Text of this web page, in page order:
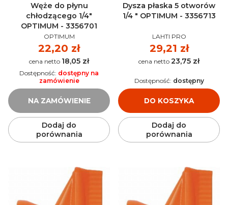
Węże do płynu
chłodzącego 1/4"
OPTIMUM - 3356701
PRODUCENT
OPTIMUM
Cena
22,20 zł
Cena 18,05 zł
NA ZAMÓWIENIE
Dostępność: dostępny na
zamówienie
Dodaj do
porównania
Dysza płaska 5 otworów
1/4 " OPTIMUM - 3356713
PRODUCENT
LAHTI PRO
Cena
29,21 zł
Cena 23,75 zł
DO KOSZYKA
Dostępność: dostępny
Dodaj do
porównania